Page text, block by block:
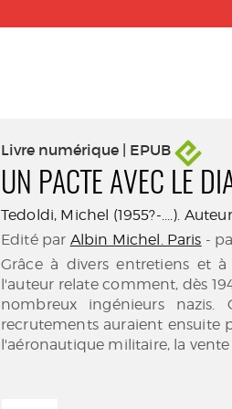
Livre numérique | EPUB
UN PACTE AVEC LE
Tedoldi, Michel (1955?-....). Auteur
Edité par Albin Michel. Paris -
Grâce à divers entretiens et
l'auteur relate comment, dès
nombreux ingénieurs nazis.
recrutements auraient ensuite
l'aéronautique militaire, la